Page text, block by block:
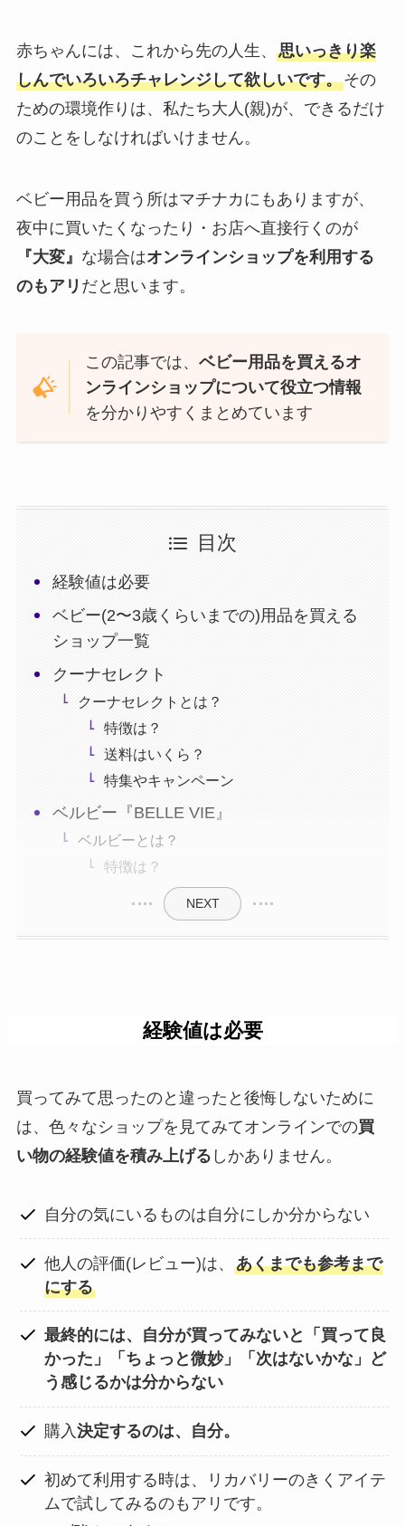
赤ちゃんには、これから先の人生、 思いっきり楽
しんでいろいろチャレンジして欲しいです。その
ための環境作りは、私たち大人(親)が、できるだけ
のことをしなければいけません。
ベビー用品を買う所はマチナカにもありますが、
夜中に買いたくなったり・お店へ直接行くのが
『大変』 な場合はオンラインショップを利用する
のもアリ だと思います。
この記事では、ベビー用品を買えるオ
ンラインショップについて役立つ情報
を分かりやすくまとめています
目次
経験値は必要
ベビー(2〜3歳くらいまでの)用品を買える
ショップ一覧
クーナセレクト
クーナセレクトとは？
特徴は？
送料はいくら？
特集やキャンペーン
ベルビー『BELLE VIE』
ベルビーとは？
特徴は？
NEXT
経験値は必要
買ってみて思ったのと違ったと後悔しないために
は、色々なショップを見てみてオンラインでの買
い物の経験値を積み上げる しかありません。
自分の気にいるものは自分にしか分からない
他人の評価(レビュー)は、あくまでも参考まで
にする
最終的には、自分が買ってみないと「買って良
かった」「ちょっと微妙」「次はないかな」ど
う感じるかは分からない
購入決定するのは、自分。
初めて利用する時は、リカバリーのきくアイテ
ムで試してみるのもアリです。